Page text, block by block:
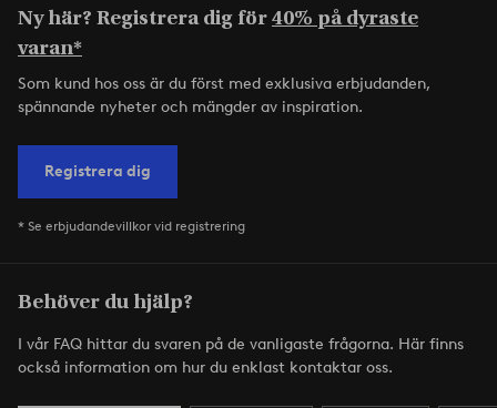
Ny här? Registrera dig för40% på dyraste
varan*
Som kund hos oss är du först med exklusiva erbjudanden,
spännande nyheter och mängder av inspiration.
Registrera dig
* Se erbjudandevillkor vid registrering
Behöver du hjälp?
I vår FAQ hittar du svaren på de vanligaste frågorna. Här finns
också information om hur du enklast kontaktar oss.